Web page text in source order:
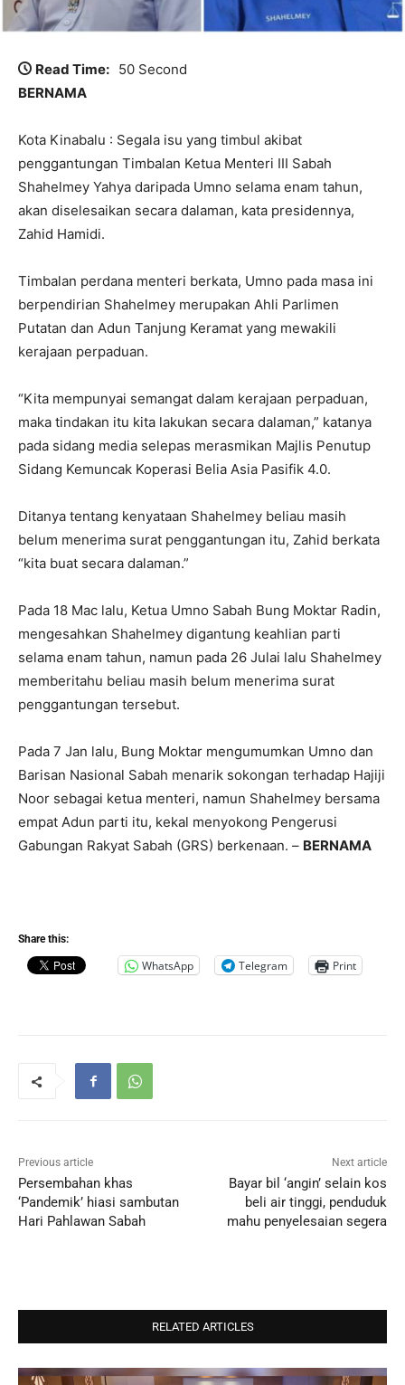
Read Time: 50 Second
BERNAMA
Kota Kinabalu : Segala isu yang timbul akibat
penggantungan Timbalan Ketua Menteri III Sabah
Shahelmey Yahya daripada Umno selama enam tahun,
akan diselesaikan secara dalaman, kata presidennya,
Zahid Hamidi.
Timbalan perdana menteri berkata, Umno pada masa ini
berpendirian Shahelmey merupakan Ahli Parlimen
Putatan dan Adun Tanjung Keramat yang mewakili
kerajaan perpaduan.
“Kita mempunyai semangat dalam kerajaan perpaduan,
maka tindakan itu kita lakukan secara dalaman,” katanya
pada sidang media selepas merasmikan Majlis Penutup
Sidang Kemuncak Koperasi Belia Asia Pasifik 4.0.
Ditanya tentang kenyataan Shahelmey beliau masih
belum menerima surat penggantungan itu, Zahid berkata
“kita buat secara dalaman.”
Pada 18 Mac lalu, Ketua Umno Sabah Bung Moktar Radin,
mengesahkan Shahelmey digantung keahlian parti
selama enam tahun, namun pada 26 Julai lalu Shahelmey
memberitahu beliau masih belum menerima surat
penggantungan tersebut.
Pada 7 Jan lalu, Bung Moktar mengumumkan Umno dan
Barisan Nasional Sabah menarik sokongan terhadap Hajiji
Noor sebagai ketua menteri, namun Shahelmey bersama
empat Adun parti itu, kekal menyokong Pengerusi
Gabungan Rakyat Sabah (GRS) berkenaan. – BERNAMA
Share this:
WhatsApp Telegram Print
Previous article
Persembahan khas
‘Pandemik’ hiasi sambutan
Hari Pahlawan Sabah
Next article
Bayar bil ‘angin’ selain kos
beli air tinggi, penduduk
mahu penyelesaian segera
RELATED ARTICLES